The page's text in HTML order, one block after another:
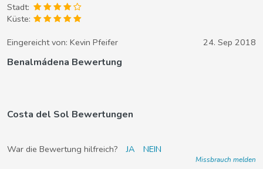
Stadt:
Küste:
Eingereicht von: Kevin Pfeifer 24. Sep 2018
Benalmádena Bewertung
Costa del Sol Bewertungen
War die Bewertung hilfreich? JA NEIN
Missbrauch melden